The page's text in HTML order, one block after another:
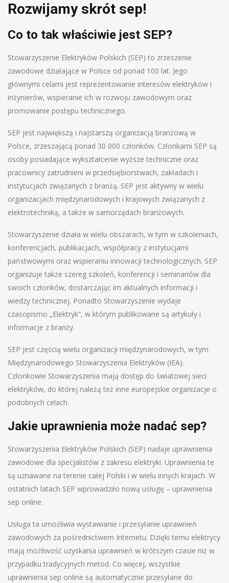
Rozwijamy skrót sep!
Co to tak właściwie jest SEP?
Stowarzyszenie Elektryków Polskich (SEP) to zrzeszenie
zawodowe działające w Polsce od ponad 100 lat. Jego
głównymi celami jest reprezentowanie interesów elektryków i
inżynierów, wspieranie ich w rozwoju zawodowym oraz
promowanie postępu technicznego.
SEP jest największą i najstarszą organizacją branżową w
Polsce, zrzeszającą ponad 30 000 członków. Członkami SEP są
osoby posiadające wykształcenie wyższe techniczne oraz
pracownicy zatrudnieni w przedsiębiorstwach, zakładach i
instytucjach związanych z branżą. SEP jest aktywny w wielu
organizacjach międzynarodowych i krajowych związanych z
elektrotechniką, a także w samorządach branżowych.
Stowarzyszenie działa w wielu obszarach, w tym w szkoleniach,
konferencjach, publikacjach, współpracy z instytucjami
państwowymi oraz wspieraniu innowacji technologicznych. SEP
organizuje także szereg szkoleń, konferencji i seminariów dla
swoich członków, dostarczając im aktualnych informacji i
wiedzy technicznej. Ponadto Stowarzyszenie wydaje
czasopismo „Elektryk”, w którym publikowane są artykuły i
informacje z branży.
SEP jest częścią wielu organizacji międzynarodowych, w tym
Międzynarodowego Stowarzyszenia Elektryków (IEA).
Członkowie Stowarzyszenia mają dostęp do światowej sieci
elektryków, do której należą też inne europejskie organizacje o
podobnych celach.
Jakie uprawnienia może nadać sep?
Stowarzyszenia Elektryków Polskich (SEP) nadaje uprawnienia
zawodowe dla specjalistów z zakresu elektryki. Uprawnienia te
są uznawane na terenie całej Polski i w wielu innych krajach. W
ostatnich latach SEP wprowadziło nową usługę – uprawnienia
sep online.
Usługa ta umożliwia wystawianie i przesyłanie uprawnień
zawodowych za pośrednictwem Internetu. Dzięki temu elektrycy
mają możliwość uzyskania uprawnień w krótszym czasie niż w
przypadku tradycyjnych metod. Co więcej, wszystkie
uprawnienia sep online są automatycznie przesyłane do